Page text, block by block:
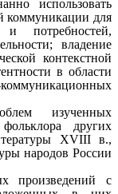
использовать
коммуникации для
потребностей,
владение
контекстной
в области
изученных
других
XVIII в.,
народов России
произведений с